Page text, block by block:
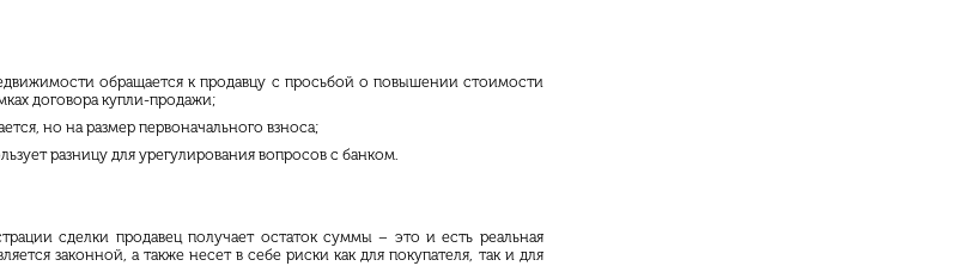
обращается к продавцу с просьбой о повышении стоимости
договора купли-продажи;
но на размер первоначального взноса;
разницу для урегулирования вопросов с банком.
сделки продавец получает остаток суммы – это и есть реальная
законной, а также несет в себе риски как для покупателя, так и для